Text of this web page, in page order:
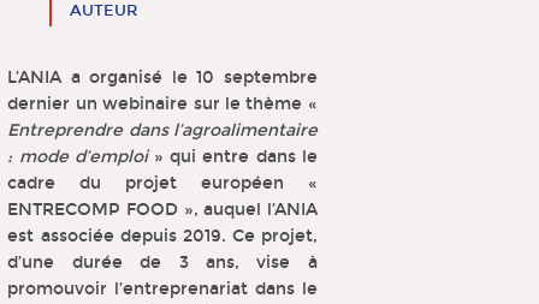
AUTEUR
L’ANIA a organisé le 10 septembre
dernier un webinaire sur le thème «
Entreprendre dans l’agroalimentaire
: mode d’emploi» qui entre dans le
cadre du projet européen «
ENTRECOMP FOOD », auquel l’ANIA
est associée depuis 2019. Ce projet,
d’une durée de 3 ans, vise à
promouvoir l’entreprenariat dans le